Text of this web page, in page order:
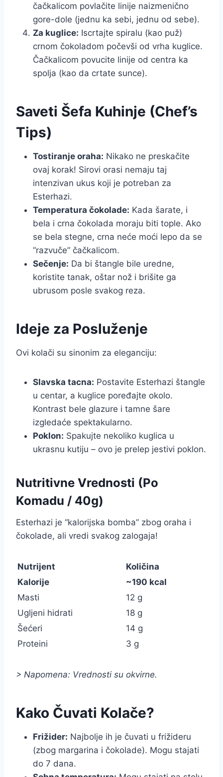
čačkalicom povlačite linije naizmenično
gore-dole (jednu ka sebi, jednu od sebe).
Za kuglice: Iscrtajte spiralu (kao puž)
crnom čokoladom počevši od vrha kuglice.
Čačkalicom povucite linije od centra ka
spolja (kao da crtate sunce).
Saveti Šefa Kuhinje (Chef’s
Tips)
Tostiranje oraha: Nikako ne preskačite
ovaj korak! Sirovi orasi nemaju taj
intenzivan ukus koji je potreban za
Esterhazi.
Temperatura čokolade: Kada šarate, i
bela i crna čokolada moraju biti tople. Ako
se bela stegne, crna neće moći lepo da se
“razvuče” čačkalicom.
Sečenje: Da bi štangle bile uredne,
koristite tanak, oštar nož i brišite ga
ubrusom posle svakog reza.
Ideje za Posluženje
Ovi kolači su sinonim za eleganciju:
Slavska tacna: Postavite Esterhazi štangle
u centar, a kuglice poređajte okolo.
Kontrast bele glazure i tamne šare
izgledaće spektakularno.
Poklon: Spakujte nekoliko kuglica u
ukrasnu kutiju – ovo je prelep jestivi poklon.
Nutritivne Vrednosti (Po
Komadu / 40g)
Esterhazi je “kalorijska bomba” zbog oraha i
čokolade, ali vredi svakog zalogaja!
Nutrijent
Količina
Kalorije
~190 kcal
Masti
12 g
Ugljeni hidrati
18 g
Šećeri
14 g
Proteini
3 g
> Napomena: Vrednosti su okvirne.
Kako Čuvati Kolače?
Frižider: Najbolje ih je čuvati u frižideru
(zbog margarina i čokolade). Mogu stajati
do 7 dana.